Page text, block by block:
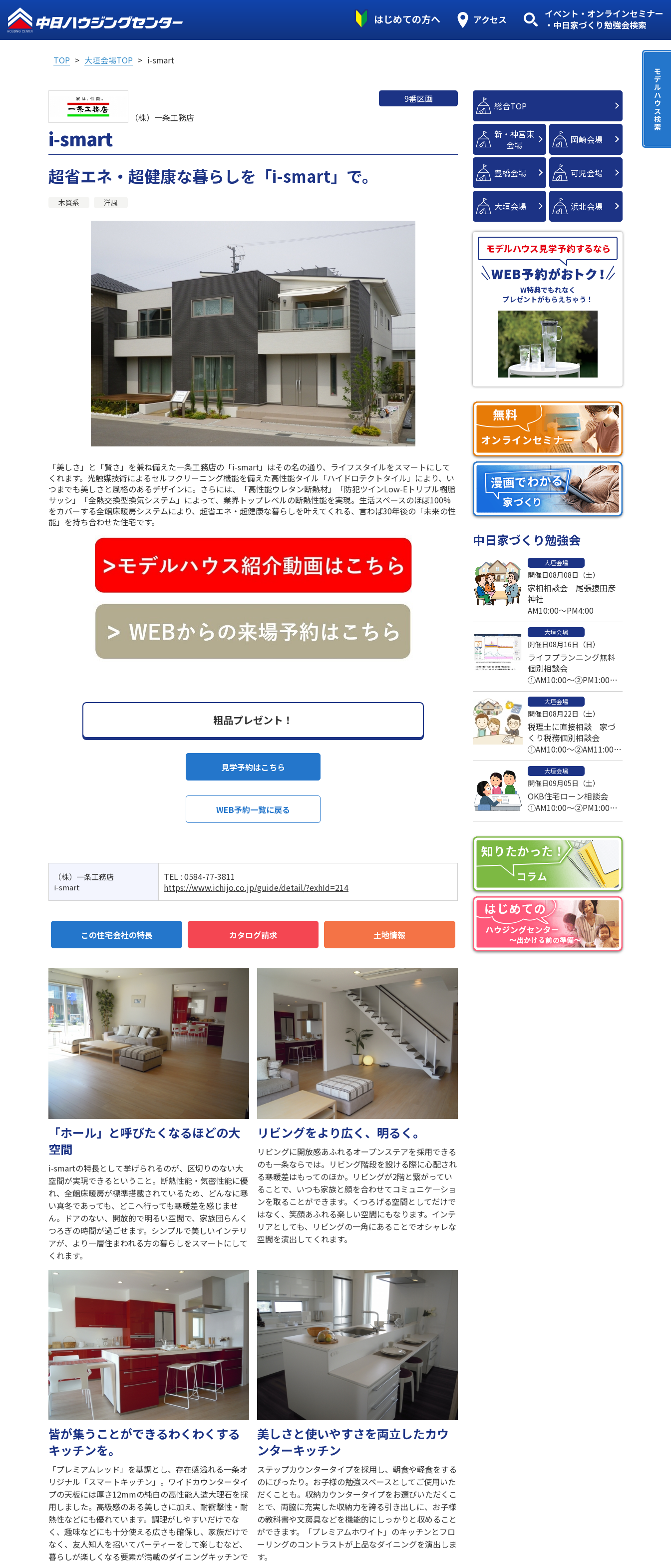
はじめての方へ アクセス
イベント・オンラインセミナー
・中日家づくり勉強会検索
TOP 大垣会場TOP i-smart
（株）一条工務店
9番区画
i-smart
超省エネ・超健康な暮らしを「i-smart」で。
木質系 洋風
「美しさ」と「賢さ」を兼ね備えた一条工務店の「i-smart」はその名の通り、ライフスタイルをスマートにして
くれます。光触媒技術によるセルフクリーニング機能を備えた高性能タイル「ハイドロテクトタイル」により、い
つまでも美しさと風格のあるデザインに。さらには、「高性能ウレタン断熱材」「防犯ツインLow-Eトリプル樹脂
サッシ」「全熱交換型換気システム」によって、業界トップレベルの断熱性能を実現。生活スペースのほぼ100%
をカバーする全館床暖房システムにより、超省エネ・超健康な暮らしを叶えてくれる、言わば30年後の「未来の性
能」を持ち合わせた住宅です。
粗品プレゼント！
見学予約はこちら
WEB予約一覧に戻る
（株）一条工務店
i-smart
TEL : 0584-77-3811
https://www.ichijo.co.jp/guide/detail/?exhId=214
この住宅会社の特長 カタログ請求 土地情報
「ホール」と呼びたくなるほどの大
空間
i-smartの特長として挙げられるのが、区切りのない大
空間が実現できるということ。断熱性能・気密性能に優
れ、全館床暖房が標準搭載されているため、どんなに寒
い真冬であっても、どこへ行っても寒暖差を感じませ
ん。ドアのない、開放的で明るい空間で、家族団らんく
つろぎの時間が過ごせます。シンプルで美しいインテリ
アが、より一層住まわれる方の暮らしをスマートにして
くれます。
リビングをより広く、明るく。
リビングに開放感あふれるオープンステアを採用できる
のも一条ならでは。リビング階段を設ける際に心配され
る寒暖差はもってのほか。リビングが2階と繋がってい
ることで、いつも家族と顔を合わせてコミュニケ―ショ
ンを取ることができます。くつろげる空間としてだけで
はなく、笑顔あふれる楽しい空間にもなります。インテ
リアとしても、リビングの一角にあることでオシャレな
空間を演出してくれます。
皆が集うことができるわくわくする
キッチンを。
「プレミアムレッド」を基調とし、存在感溢れる一条オ
リジナル「スマートキッチン」。ワイドカウンタータイ
プの天板には厚さ12mmの純白の高性能人造大理石を採
用しました。高級感のある美しさに加え、耐衝撃性・耐
熱性などにも優れています。調理がしやすいだけでな
く、趣味などにも十分使える広さも確保し、家族だけで
なく、友人知人を招いてパーティーをして楽しむなど、
暮らしが楽しくなる要素が満載のダイニングキッチンで
美しさと使いやすさを両立したカウ
ンターキッチン
ステップカウンタータイプを採用し、朝食や軽食をする
のにぴったり。お子様の勉強スペースとしてご使用いた
だくことも。収納カウンタータイプをお選びいただくこ
とで、両脇に充実した収納力を誇る引き出しに、お子様
の教科書や文房具などを機能的にしっかりと収めること
ができます。「プレミアムホワイト」のキッチンとフロ
ーリングのコントラストが上品なダイニングを演出しま
す。
総合TOP
新・神宮東
会場
岡崎会場
豊橋会場 可児会場
大垣会場 浜北会場
W特典でもれなく
プレゼントがもらえちゃう！
中日家づくり勉強会
大垣会場
開催日08月08日（土）
家相相談会 尾張猿田彦
神社
AM10:00～PM4:00
大垣会場
開催日08月16日（日）
ライフプランニング無料
個別相談会
①AM10:00～②PM1:00～
③PM2:30～
大垣会場
開催日08月22日（土）
税理士に直接相談 家づ
くり税務個別相談会
①AM10:00～②AM11:00～
③PM1:00～④PM2:00～
⑤PM3:00～
大垣会場
開催日09月05日（土）
OKB住宅ローン相談会
①AM10:00～②PM1:00～
③PM2:30～
モ
デ
ル
ハ
ウ
ス
検
索